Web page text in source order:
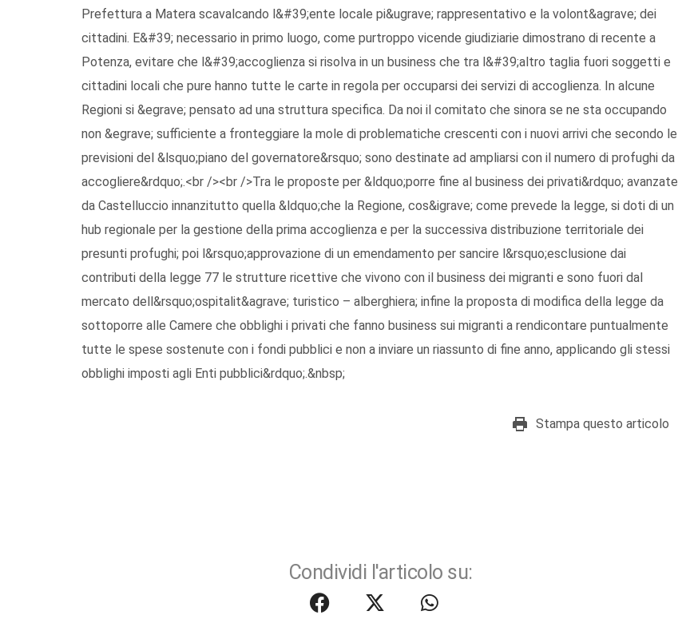
Prefettura a Matera scavalcando l&#39;ente locale pi&ugrave; rappresentativo e la volont&agrave; dei
cittadini. E&#39; necessario in primo luogo, come purtroppo vicende giudiziarie dimostrano di recente a
Potenza, evitare che l&#39;accoglienza si risolva in un business che tra l&#39;altro taglia fuori soggetti e
cittadini locali che pure hanno tutte le carte in regola per occuparsi dei servizi di accoglienza. In alcune
Regioni si &egrave; pensato ad una struttura specifica. Da noi il comitato che sinora se ne sta occupando
non &egrave; sufficiente a fronteggiare la mole di problematiche crescenti con i nuovi arrivi che secondo le
previsioni del &lsquo;piano del governatore&rsquo; sono destinate ad ampliarsi con il numero di profughi da
accogliere&rdquo;.<br /><br />Tra le proposte per &ldquo;porre fine al business dei privati&rdquo; avanzate
da Castelluccio innanzitutto quella &ldquo;che la Regione, cos&igrave; come prevede la legge, si doti di un
hub regionale per la gestione della prima accoglienza e per la successiva distribuzione territoriale dei
presunti profughi; poi l&rsquo;approvazione di un emendamento per sancire l&rsquo;esclusione dai
contributi della legge 77 le strutture ricettive che vivono con il business dei migranti e sono fuori dal
mercato dell&rsquo;ospitalit&agrave; turistico – alberghiera; infine la proposta di modifica della legge da
sottoporre alle Camere che obblighi i privati che fanno business sui migranti a rendicontare puntualmente
tutte le spese sostenute con i fondi pubblici e non a inviare un riassunto di fine anno, applicando gli stessi
obblighi imposti agli Enti pubblici&rdquo;.&nbsp;
Stampa questo articolo
Condividi l'articolo su: